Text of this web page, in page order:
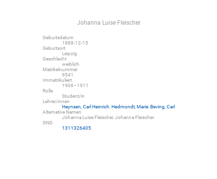
Johanna Luise Fleischer
Geburtsdatum
1888-12-15
Geburtsort
Leipzig
Geschlecht
weiblich
Matrikelnummer
9541
Immatrikuliert
1906–1911
Rolle
Student/in
Lehrer/innen
Heynsen, Carl Heinrich Hedmondt, Marie, Beving, Carl
Alternative Namen
Johanna Luise Fleischer, Johanna Fleischer
GND
1311326405